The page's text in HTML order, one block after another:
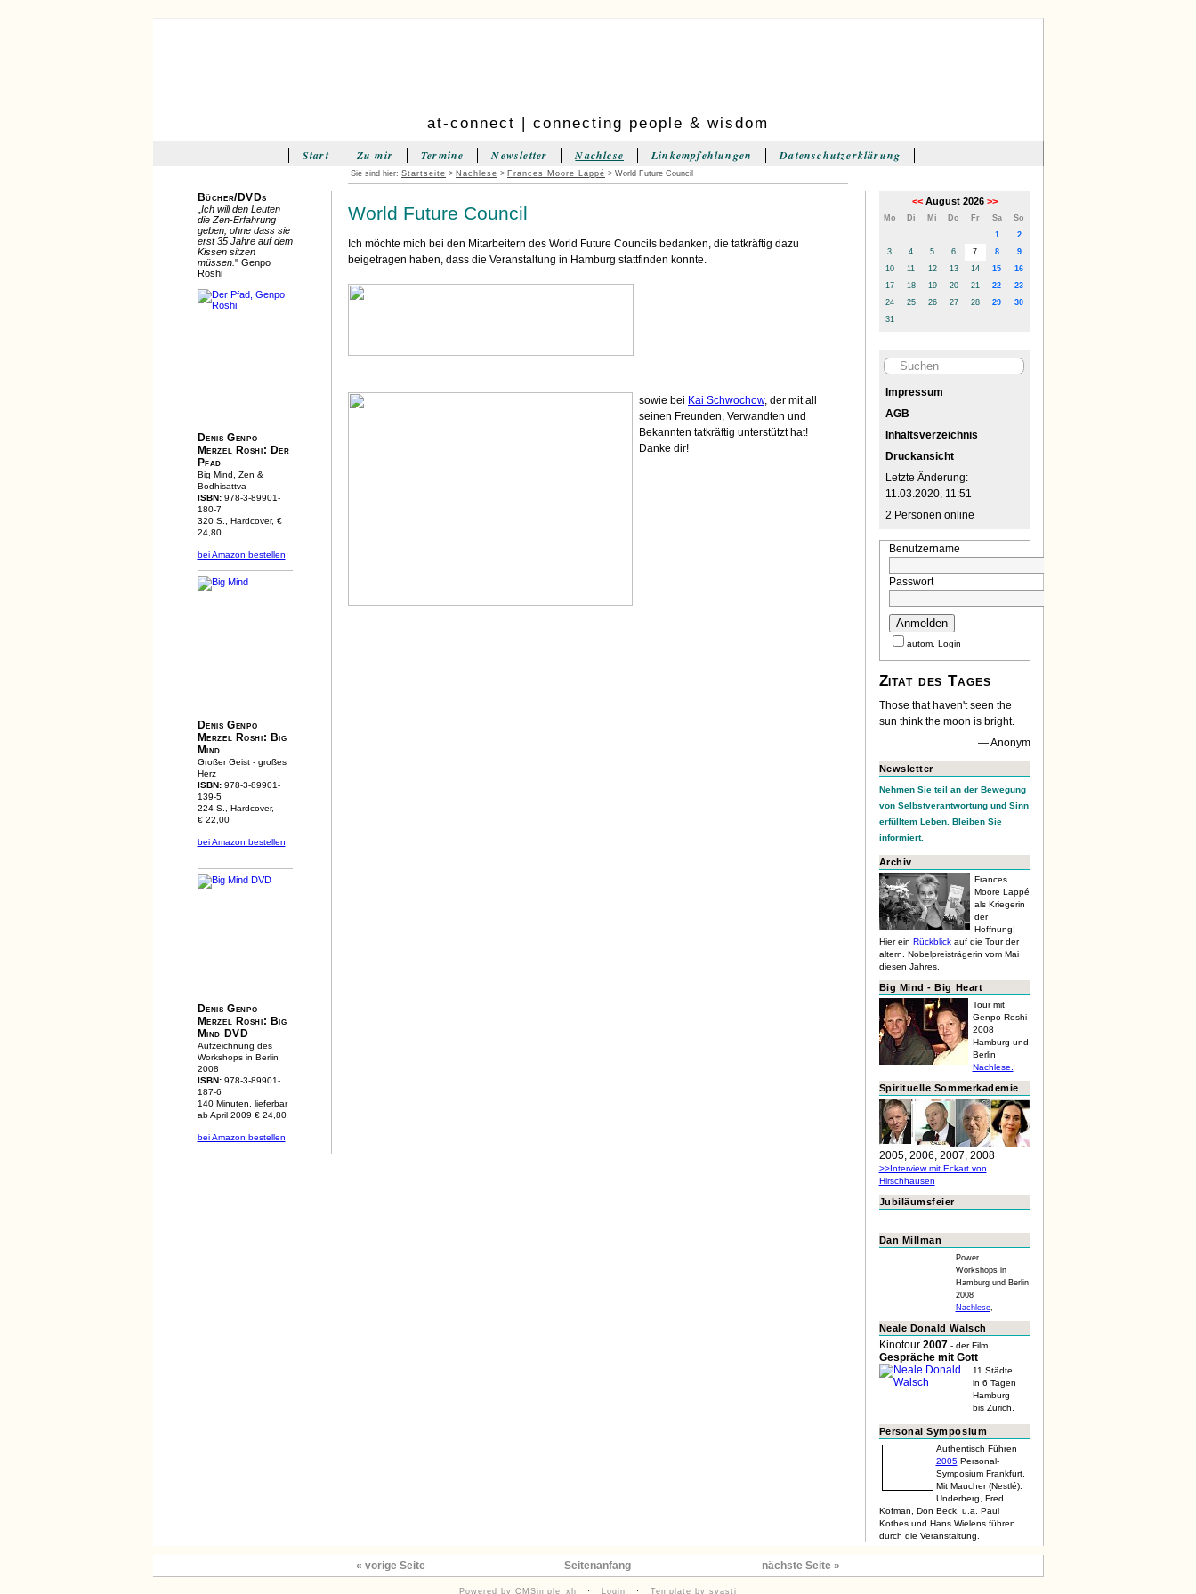
at-connect | connecting people & wisdom
Start Zu mir Termine Newsletter Nachlese Linkempfehlungen Datenschutzerklärung
<<August 2026 >>
Mo Di Mi Do Fr Sa
So
1
2
3
4 5 6 7 8
9
10
11 12 13 14 15
16
17
18 19 20 21 22
23
24
25 26 27 28 29
30
31
Impressum
AGB
Inhaltsverzeichnis
Druckansicht
Letzte Änderung:
11.03.2020, 11:51
2 Personen online
Benutzername
Passwort
autom. Login
Zitat des Tages
Those that haven't seen the
sun think the moon is bright.
Anonym
Newsletter
Nehmen Sie teil an der Bewegung
von Selbstverantwortung und Sinn
erfülltem Leben. Bleiben Sie
informiert.
Archiv
Frances
Moore Lappé
als Kriegerin
der
Hoffnung!
Hier ein Rückblick auf die Tour der
altern. Nobelpreisträgerin vom Mai
diesen Jahres.
Big Mind - Big Heart
Tour mit
Genpo Roshi
2008
Hamburg und
Berlin
Nachlese.
Spirituelle Sommerkademie
2005, 2006, 2007, 2008
>>Interview mit Eckart von
Hirschhausen
Jubiläumsfeier
Dan Millman
Power
Workshops in
Hamburg und Berlin
2008
Nachlese,
Neale Donald Walsch
Kinotour 2007 - der Film
Gespräche mit Gott
11 Städte
in 6 Tagen
Hamburg
bis Zürich.
Personal Symposium
Authentisch Führen
2005Personal-
Symposium Frankfurt.
Mit Maucher (Nestlé).
Underberg, Fred
Kofman, Don Beck, u.a. Paul
Kothes und Hans Wielens führen
durch die Veranstaltung.
Bücher/DVDs
Ich will den Leuten
die Zen-Erfahrung
geben, ohne dass sie
erst 35 Jahre auf dem
Kissen sitzen
müssen. " Genpo
Roshi
Denis Genpo
Merzel Roshi: Der
Pfad
Big Mind, Zen &
Bodhisattva
ISBN:978-3-89901-
180-7
320 S., Hardcover, €
24,80
bei Amazon bestellen
Denis Genpo
Merzel Roshi: Big
Mind
Großer Geist - großes
Herz
ISBN:978-3-89901-
139-5
224 S., Hardcover,
€ 22,00
bei Amazon bestellen
Denis Genpo
Merzel Roshi: Big
Mind DVD
Aufzeichnung des
Workshops in Berlin
2008
ISBN:978-3-89901-
187-6
140 Minuten, lieferbar
ab April 2009 € 24,80
bei Amazon bestellen
Sie sind hier: Startseite > Nachlese > Frances Moore Lappé > World Future Council
World Future Council
Ich möchte mich bei den Mitarbeitern des World Future Councils bedanken, die tatkräftig dazu
beigetragen haben, dass die Veranstaltung in Hamburg stattfinden konnte.
sowie bei Kai Schwochow, der mit all
seinen Freunden, Verwandten und
Bekannten tatkräftig unterstützt hat!
Danke dir!
« vorige Seite Seitenanfang nächste Seite »
Powered by CMSimple_xh · Login · Template by svasti